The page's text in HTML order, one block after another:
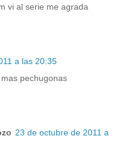
vi al serie me agrada
a las 20:35
pechugonas
23 de octubre de 2011 a